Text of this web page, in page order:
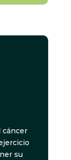
cáncer
su